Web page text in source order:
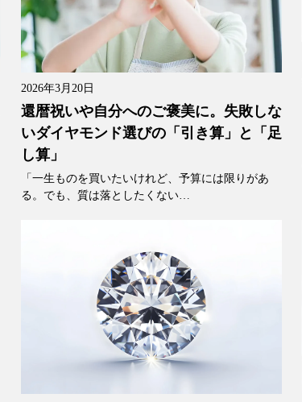
2026年3月20日
還暦祝いや自分へのご褒美に。失敗しな
いダイヤモンド選びの「引き算」と「足
し算」
「一生ものを買いたいけれど、予算には限りがあ
る。でも、質は落としたくない…